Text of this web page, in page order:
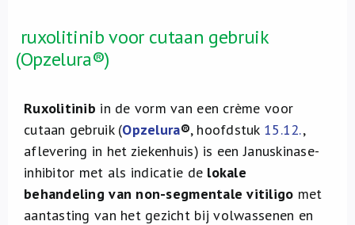
ruxolitinib voor cutaan gebruik
(Opzelura®)
Ruxolitinib in de vorm van een crème voor
cutaan gebruik (Opzelura®, hoofdstuk 15.12.,
aflevering in het ziekenhuis) is een Januskinase-
inhibitor met als indicatie de lokale
behandeling van non-segmentale vitiligo met
aantasting van het gezicht bij volwassenen en